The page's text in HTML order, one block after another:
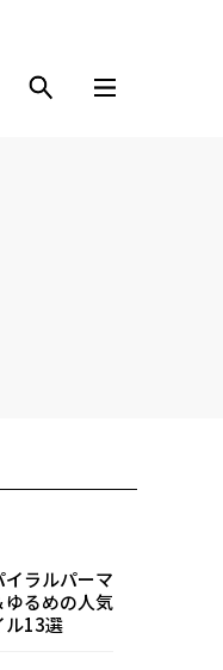
ラルパーマ
ゆるめの人気
ル13選